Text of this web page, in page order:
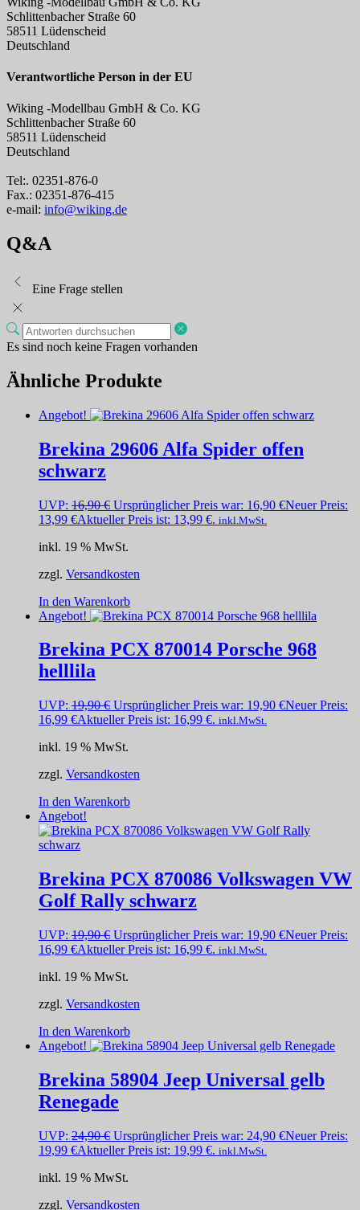
Schlittenbacher Straße 60
58511 Lüdenscheid
Deutschland
Verantwortliche Person in der EU
Wiking -Modellbau GmbH & Co. KG
Schlittenbacher Straße 60
58511 Lüdenscheid
Deutschland
Tel:. 02351-876-0
Fax.: 02351-876-415
e-mail: info@wiking.de
Q&A
Eine Frage stellen
Es sind noch keine Fragen vorhanden
Ähnliche Produkte
Angebot!
Brekina 29606 Alfa Spider offen
schwarz
UVP: 16,90€ Ursprünglicher Preis war: 16,90 €Neuer Preis:
13,99 €Aktueller Preis ist: 13,99 €. inkl.MwSt.
inkl. 19 % MwSt.
zzgl. Versandkosten
In den Warenkorb
Angebot!
Brekina PCX 870014 Porsche 968
helllila
UVP: 19,90€ Ursprünglicher Preis war: 19,90 €Neuer Preis:
16,99 €Aktueller Preis ist: 16,99 €. inkl.MwSt.
inkl. 19 % MwSt.
zzgl. Versandkosten
In den Warenkorb
Angebot!
Brekina PCX 870086 Volkswagen VW
Golf Rally schwarz
UVP: 19,90€ Ursprünglicher Preis war: 19,90 €Neuer Preis:
16,99 €Aktueller Preis ist: 16,99 €. inkl.MwSt.
inkl. 19 % MwSt.
zzgl. Versandkosten
In den Warenkorb
Angebot!
Brekina 58904 Jeep Universal gelb
Renegade
UVP: 24,90€ Ursprünglicher Preis war: 24,90 €Neuer Preis:
19,99 €Aktueller Preis ist: 19,99 €. inkl.MwSt.
inkl. 19 % MwSt.
zzgl. Versandkosten